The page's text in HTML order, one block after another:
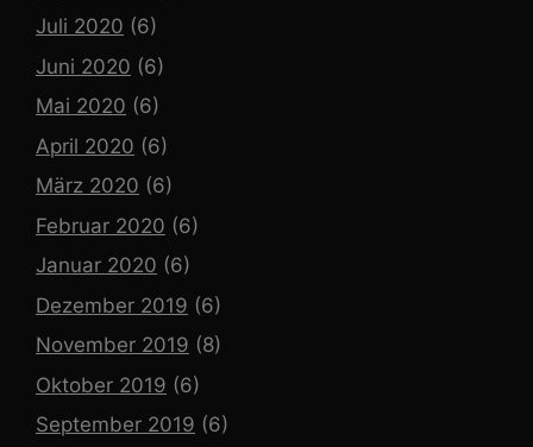
Juli 2020 (6)
Juni 2020 (6)
Mai 2020 (6)
April 2020 (6)
März 2020 (6)
Februar 2020 (6)
Januar 2020 (6)
Dezember 2019 (6)
November 2019 (8)
Oktober 2019 (6)
September 2019 (6)